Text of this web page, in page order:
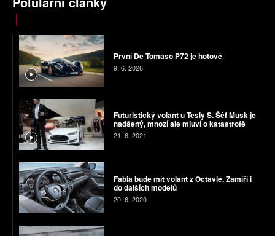
První De Tomaso P72 je hotové
9. 6. 2026
Futuristický volant u Tesly S. Šéf Musk je
nadšený, mnozí ale mluví o katastrofě
21. 6. 2021
Fabia bude mít volant z Octavie. Zamíří i
do dalších modelů
20. 6. 2020